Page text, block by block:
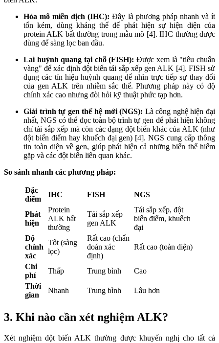
Hóa mô miễn dịch (IHC): Đây là phương pháp nhanh và ít
tốn kém, dùng kháng thể để phát hiện sự hiện diện của
protein ALK bất thường trong mẫu mô [4]. IHC thường được
dùng để sàng lọc ban đầu.
Lai huỳnh quang tại chỗ (FISH): Được xem là "tiêu chuẩn
vàng" để xác định đột biến tái sắp xếp gen ALK [4]. FISH sử
dụng các tín hiệu huỳnh quang để nhìn trực tiếp sự thay đổi
của gen ALK trên nhiễm sắc thể. Phương pháp này có độ
chính xác cao nhưng đòi hỏi kỹ thuật phức tạp hơn.
Giải trình tự gen thế hệ mới (NGS): Là công nghệ hiện đại
nhất, NGS có thể đọc toàn bộ trình tự gen để phát hiện không
chỉ tái sắp xếp mà còn các dạng đột biến khác của ALK (như
đột biến điểm hay khuếch đại gen) [4]. NGS cung cấp thông
tin toàn diện về gen, giúp phát hiện cả những biến thể hiếm
gặp và các đột biến liên quan khác.
So sánh nhanh các phương pháp:
Đặc
điểm
IHC FISH NGS
Phát
hiện
Protein
ALK bất
thường
Tái sắp xếp
gen ALK
Tái sắp xếp, đột
biến điểm, khuếch
đại
Độ
chính
xác
Tốt (sàng
lọc)
Rất cao (chẩn
đoán xác
định)
Rất cao (toàn diện)
Chi
phí
Thấp Trung bình
Cao
Thời
gian
Nhanh Trung bình Lâu hơn
3. Khi nào cần xét nghiệm ALK?
Xét nghiệm đột biến ALK thường được khuyến nghị cho tất cả